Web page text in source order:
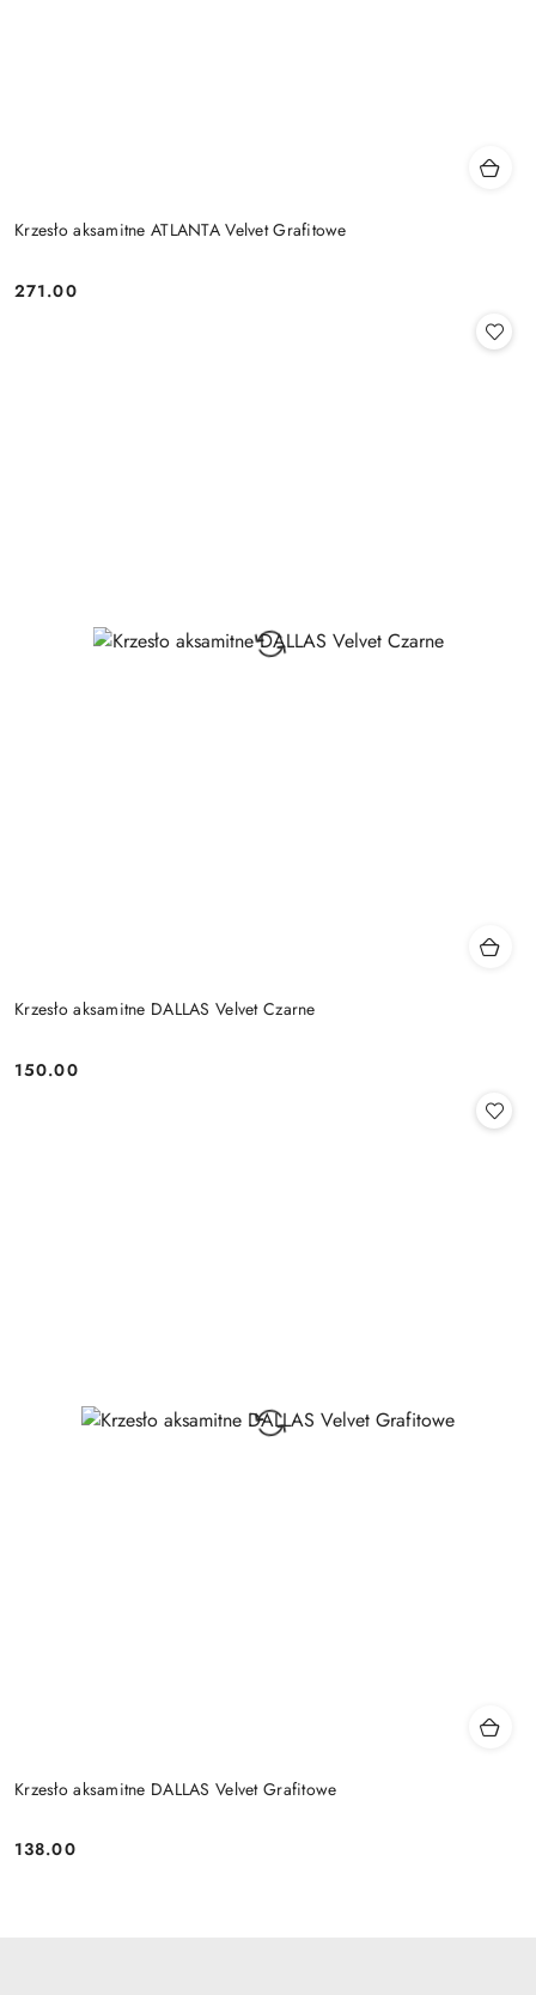
Krzesło aksamitne ATLANTA Velvet Grafitowe
Cena:
271.00
Krzesło aksamitne DALLAS Velvet Czarne
Cena:
150.00
Krzesło aksamitne DALLAS Velvet Grafitowe
Cena:
138.00